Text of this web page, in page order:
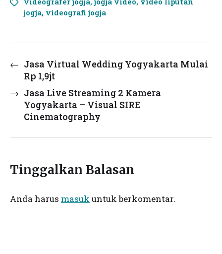
jogja, videografi jogja
← Jasa Virtual Wedding Yogyakarta Mulai
Rp 1,9jt
→ Jasa Live Streaming 2 Kamera
Yogyakarta – Visual SIRE
Cinematography
Tinggalkan Balasan
Anda harus masuk untuk berkomentar.